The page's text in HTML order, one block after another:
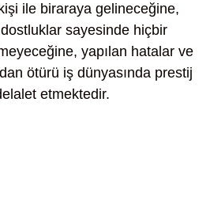
ile biraraya gelineceğine,
sayesinde hiçbir
yapılan hatalar ve
ötürü iş dünyasında prestij
etmektedir.